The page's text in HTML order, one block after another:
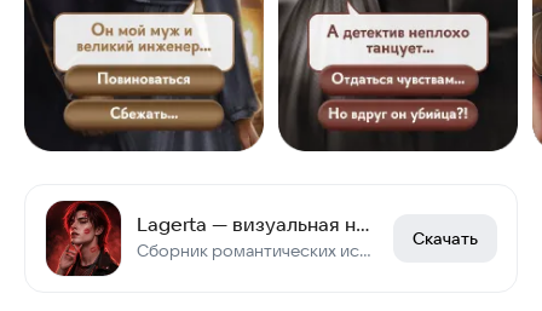
Сборник романтических историй. Вампиры, фэнтези, постапокалипсис, детектив.
Скачать